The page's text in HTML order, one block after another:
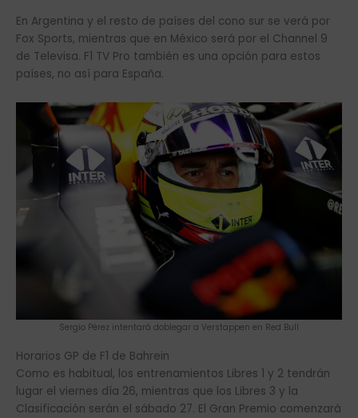
En Argentina y el resto de países del cono sur se verá por
Fox Sports, mientras que en México será por el Channel 9
de Televisa. F1 TV Pro también es una opción para estos
países, no así para España.
Sergio Pérez intentará doblegar a Verstappen en Red Bull
Horarios GP de F1 de Bahrein
Como es habitual, los entrenamientos Libres 1 y 2 tendrán
lugar el viernes día 26, mientras que los Libres 3 y la
Clasificación serán el sábado 27. El Gran Premio comenzará